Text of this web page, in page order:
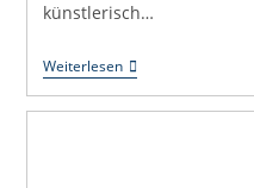
künstlerisch…
WeiterlesenKunst
&
Protest